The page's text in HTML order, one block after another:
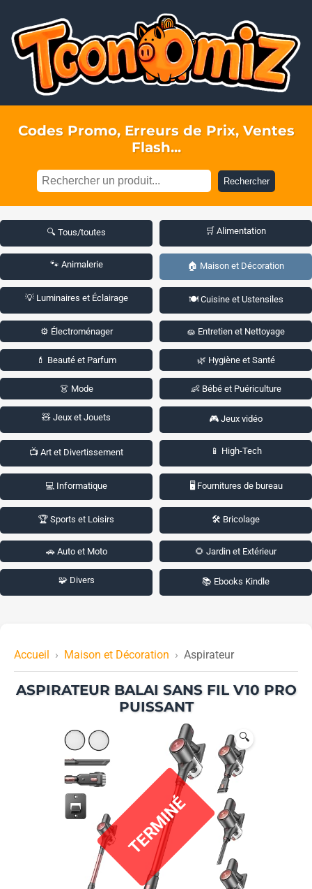
Codes Promo, Erreurs de Prix, Ventes
Flash...
Rechercher
🔍 Tous/toutes 🛒 Alimentation
🐾 Animalerie 🏠 Maison et Décoration
💡 Luminaires et Éclairage 🍽️ Cuisine et Ustensiles
⚙️ Électroménager 🧽 Entretien et Nettoyage
💄 Beauté et Parfum 🌿 Hygiène et Santé
👗 Mode 👶 Bébé et Puériculture
🧸 Jeux et Jouets 🎮 Jeux vidéo
📺 Art et Divertissement 📱 High-Tech
💻 Informatique 🖥️ Fournitures de bureau
🏆 Sports et Loisirs 🛠️ Bricolage
🚗 Auto et Moto 🌻 Jardin et Extérieur
🧩 Divers 📚 Ebooks Kindle
Accueil Maison et Décoration Aspirateur
ASPIRATEUR BALAI SANS FIL V10 PRO
PUISSANT
T
E
R
M
I
N
É
🔍